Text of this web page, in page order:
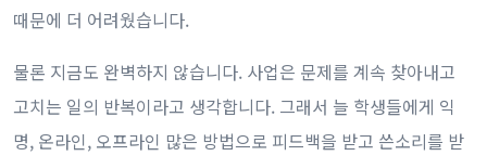
때문에 더 어려웠습니다.
물론 지금도 완벽하지 않습니다. 사업은 문제를 계속 찾아내고
고치는 일의 반복이라고 생각합니다. 그래서 늘 학생들에게 익
명, 온라인, 오프라인 많은 방법으로 피드백을 받고 쓴소리를 받